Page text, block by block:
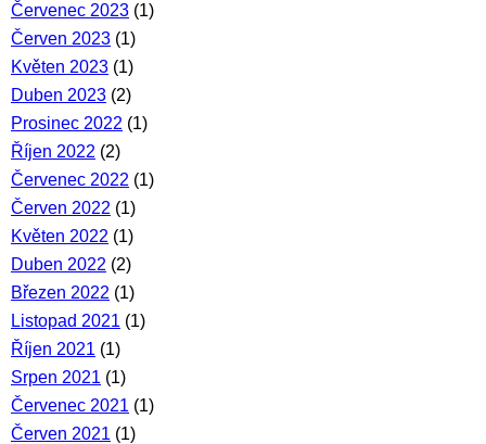
Červenec 2023 (1)
Červen 2023 (1)
Květen 2023 (1)
Duben 2023 (2)
Prosinec 2022 (1)
Říjen 2022 (2)
Červenec 2022 (1)
Červen 2022 (1)
Květen 2022 (1)
Duben 2022 (2)
Březen 2022 (1)
Listopad 2021 (1)
Říjen 2021 (1)
Srpen 2021 (1)
Červenec 2021 (1)
Červen 2021 (1)